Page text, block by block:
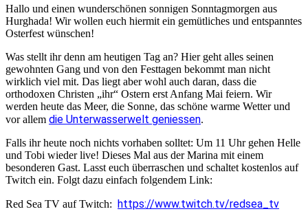
Hallo und einen wunderschönen sonnigen Sonntagmorgen aus
Hurghada! Wir wollen euch hiermit ein gemütliches und entspanntes
Osterfest wünschen!
Was stellt ihr denn am heutigen Tag an? Hier geht alles seinen
gewohnten Gang und von den Festtagen bekommt man nicht
wirklich viel mit. Das liegt aber wohl auch daran, dass die
orthodoxen Christen „ihr“ Ostern erst Anfang Mai feiern. Wir
werden heute das Meer, die Sonne, das schöne warme Wetter und
vor allem die Unterwasserwelt geniessen.
Falls ihr heute noch nichts vorhaben solltet: Um 11 Uhr gehen Helle
und Tobi wieder live! Dieses Mal aus der Marina mit einem
besonderen Gast. Lasst euch überraschen und schaltet kostenlos auf
Twitch ein. Folgt dazu einfach folgendem Link:
Red Sea TV auf Twitch: https://www.twitch.tv/redsea_tv